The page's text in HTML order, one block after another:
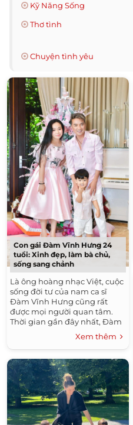
Kỹ Năng Sống
Thơ tình
Chuyện tình yêu
Con gái Đàm Vĩnh Hưng 24
tuổi: Xinh đẹp, làm bà chủ,
sống sang chảnh
Là ông hoàng nhạc Việt, cuộc
sống đời tư của nam ca sĩ
Đàm Vĩnh Hưng cũng rất
được mọi người quan tâm.
Thời gian gần đây nhất, Đàm
Vĩnh Hứng chính thức công
khai cậu con trai ruột Polo...
Xem thêm